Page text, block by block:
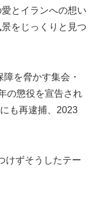
とイランへの想い
をじっくりと見つ
を脅かす集会・
の懲役を宣告され
も再逮捕、2023
けずそうしたテー